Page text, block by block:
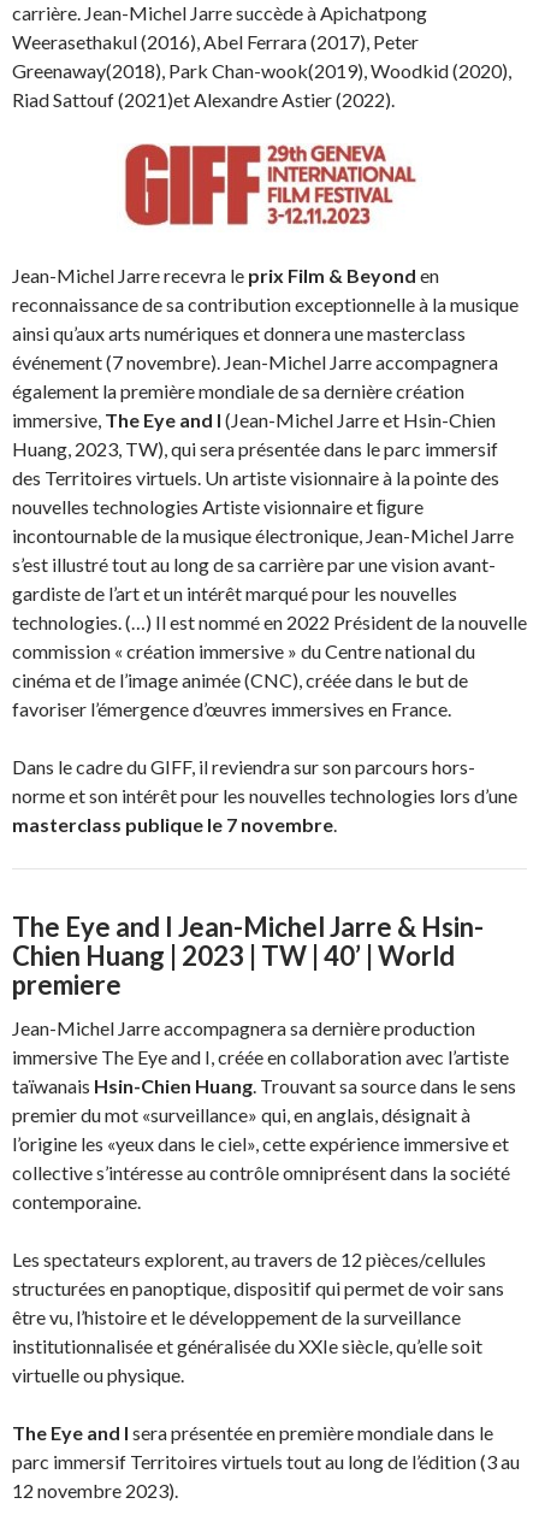
carrière. Jean-Michel Jarre succède à Apichatpong
Weerasethakul (2016), Abel Ferrara (2017), Peter
Greenaway(2018), Park Chan-wook(2019), Woodkid (2020),
Riad Sattouf (2021)et Alexandre Astier (2022).
Jean-Michel Jarre recevra le prix Film & Beyond en
reconnaissance de sa contribution exceptionnelle à la musique
ainsi qu’aux arts numériques et donnera une masterclass
événement (7 novembre). Jean-Michel Jarre accompagnera
également la première mondiale de sa dernière création
immersive, The Eye and I (Jean-Michel Jarre et Hsin-Chien
Huang, 2023, TW), qui sera présentée dans le parc immersif
des Territoires virtuels. Un artiste visionnaire à la pointe des
nouvelles technologies Artiste visionnaire et ﬁgure
incontournable de la musique électronique, Jean-Michel Jarre
s’est illustré tout au long de sa carrière par une vision avant-
gardiste de l’art et un intérêt marqué pour les nouvelles
technologies. (…) Il est nommé en 2022 Président de la nouvelle
commission « création immersive » du Centre national du
cinéma et de l’image animée (CNC), créée dans le but de
favoriser l’émergence d’œuvres immersives en France.
Dans le cadre du GIFF, il reviendra sur son parcours hors-
norme et son intérêt pour les nouvelles technologies lors d’une
masterclass publique le 7 novembre.
The Eye and I Jean-Michel Jarre & Hsin-
Chien Huang | 2023 | TW | 40’ | World
premiere
Jean-Michel Jarre accompagnera sa dernière production
immersive The Eye and I, créée en collaboration avec l’artiste
taïwanais Hsin-Chien Huang. Trouvant sa source dans le sens
premier du mot «surveillance» qui, en anglais, désignait à
l’origine les «yeux dans le ciel», cette expérience immersive et
collective s’intéresse au contrôle omniprésent dans la société
contemporaine.
Les spectateurs explorent, au travers de 12 pièces/cellules
structurées en panoptique, dispositif qui permet de voir sans
être vu, l’histoire et le développement de la surveillance
institutionnalisée et généralisée du XXIe siècle, qu’elle soit
virtuelle ou physique.
The Eye and I sera présentée en première mondiale dans le
parc immersif Territoires virtuels tout au long de l’édition (3 au
12 novembre 2023).